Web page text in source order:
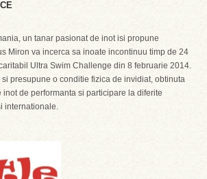
un tanar pasionat de inot isi propune
Miron va incerca sa inoate incontinuu timp de 24
Ultra Swim Challenge din 8 februarie 2014.
si presupune o conditie fizica de invidiat, obtinuta
de performanta si participare la diferite
internationale.